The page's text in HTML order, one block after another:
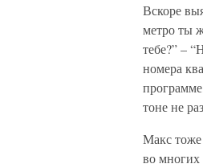
Вскоре
метро ты
тебе?” –
номера
тоне не
Макс тоже
во многих